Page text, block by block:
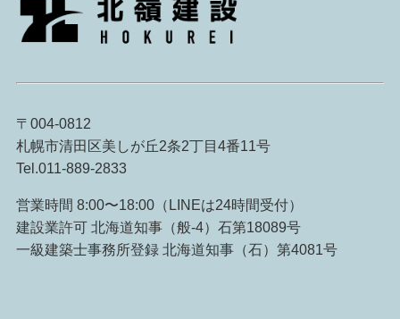
〒004-0812
札幌市清田区美しが丘2条2丁目4番11号
Tel.011-889-2833
営業時間 8:00〜18:00（LINEは24時間受付）
建設業許可 北海道知事（般-4）石第18089号
一級建築士事務所登録 北海道知事（石）第4081号